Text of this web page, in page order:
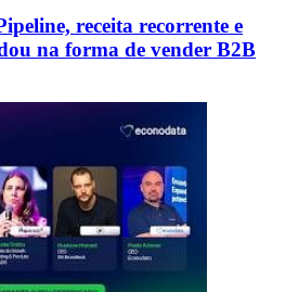
receita recorrente e
na forma de vender B2B